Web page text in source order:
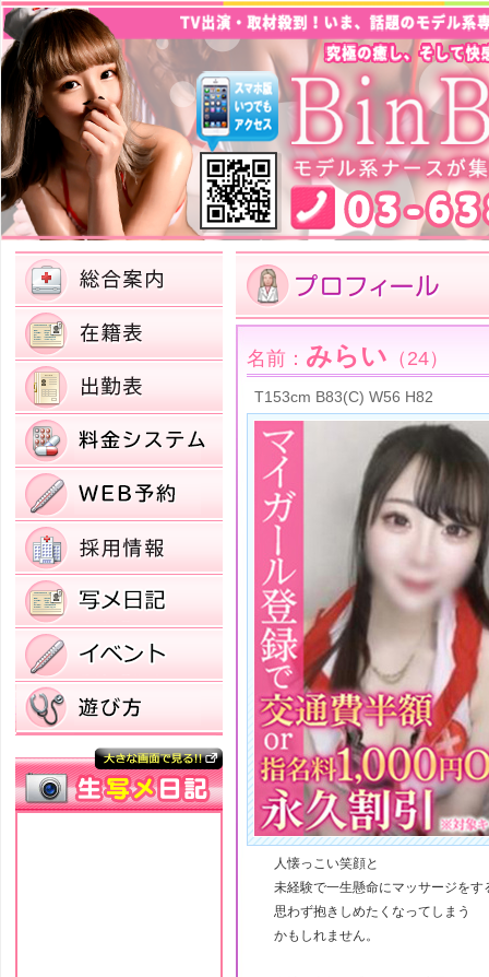
名前： みらい （24）
T153cm B83(C) W56 H82
人懐っこい笑顔と
未経験で一生懸命にマッサージをす
思わず抱きしめたくなってしまう
かもしれません。